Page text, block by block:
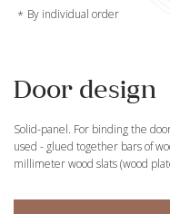
By individual order
Door design
Solid-panel. For binding the
used - glued together bars of
millimeter wood slats (wood